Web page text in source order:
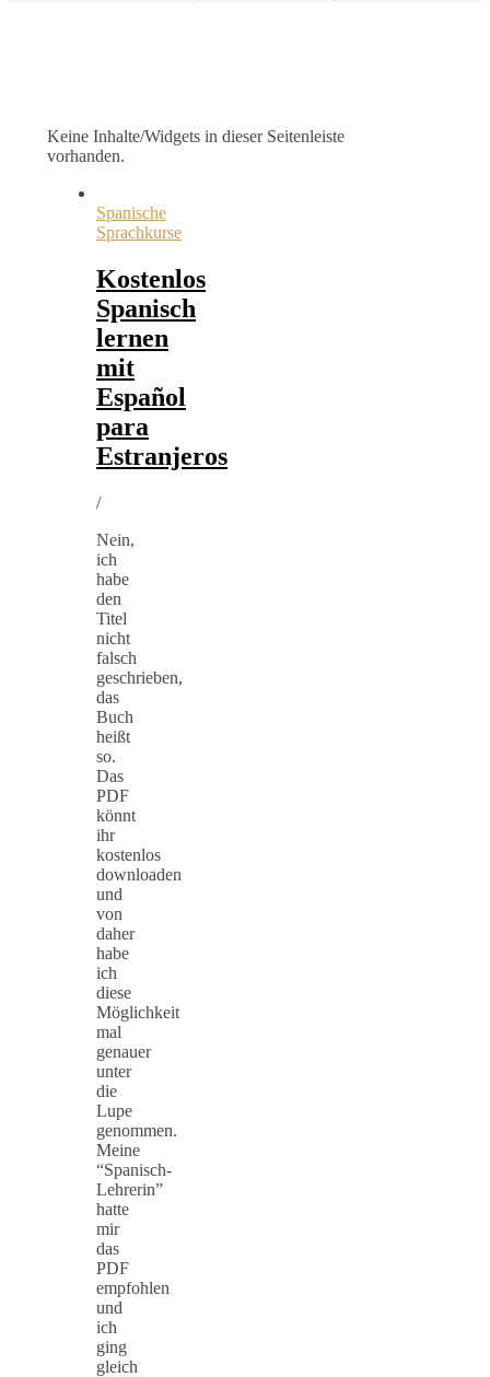
Keine Inhalte/Widgets in dieser Seitenleiste
vorhanden.
Spanische
Sprachkurse
Kostenlos
Spanisch
lernen
mit
Español
para
Estranjeros
/
Nein,
ich
habe
den
Titel
nicht
falsch
geschrieben,
das
Buch
heißt
so.
Das
PDF
könnt
ihr
kostenlos
downloaden
und
von
daher
habe
ich
diese
Möglichkeit
mal
genauer
unter
die
Lupe
genommen.
Meine
“Spanisch-
Lehrerin”
hatte
mir
das
PDF
empfohlen
und
ich
ging
gleich